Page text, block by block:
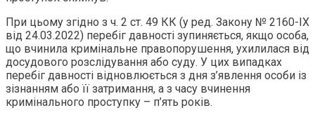
При цьому згідно з ч. 2 ст. 49 КК (у ред. Закону № 2160-IX
від 24.03.2022) перебіг давності зупиняється, якщо особа,
що вчинила кримінальне правопорушення, ухилилася від
досудового розслідування або суду. У цих випадках
перебіг давності відновлюється з дня з’явлення особи із
зізнанням або її затримання, а з часу вчинення
кримінального проступку – п’ять років.